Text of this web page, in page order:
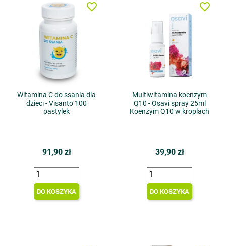
Witamina C do ssania dla
dzieci - Visanto 100
pastylek
91,90 zł
DO KOSZYKA
favorite_border
Multiwitamina koenzym
Q10 - Osavi spray 25ml
Koenzym Q10 w kroplach
39,90 zł
DO KOSZYKA
favorite_border